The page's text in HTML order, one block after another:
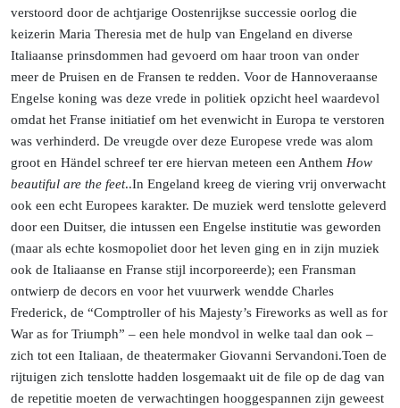
verstoord door de achtjarige Oostenrijkse successie oorlog die
keizerin Maria Theresia met de hulp van Engeland en diverse
Italiaanse prinsdommen had gevoerd om haar troon van onder
meer de Pruisen en de Fransen te redden. Voor de Hannoveraanse
Engelse koning was deze vrede in politiek opzicht heel waardevol
omdat het Franse initiatief om het evenwicht in Europa te verstoren
was verhinderd. De vreugde over deze Europese vrede was alom
groot en Händel schreef ter ere hiervan meteen een Anthem How
beautiful are the feet..In Engeland kreeg de viering vrij onverwacht
ook een echt Europees karakter. De muziek werd tenslotte geleverd
door een Duitser, die intussen een Engelse institutie was geworden
(maar als echte kosmopoliet door het leven ging en in zijn muziek
ook de Italiaanse en Franse stijl incorporeerde); een Fransman
ontwierp de decors en voor het vuurwerk wendde Charles
Frederick, de “Comptroller of his Majesty’s Fireworks as well as for
War as for Triumph” – een hele mondvol in welke taal dan ook –
zich tot een Italiaan, de theatermaker Giovanni Servandoni.Toen de
rijtuigen zich tenslotte hadden losgemaakt uit de file op de dag van
de repetitie moeten de verwachtingen hooggespannen zijn geweest